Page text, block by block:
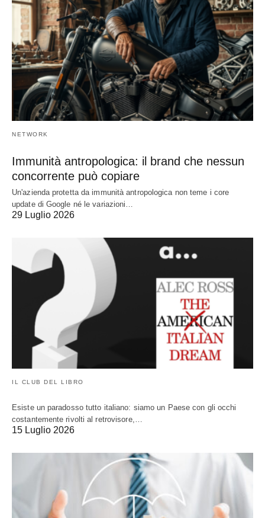
NETWORK
Immunità antropologica: il brand che nessun
concorrente può copiare
Un'azienda protetta da immunità antropologica non teme i core
update di Google né le variazioni…
29 Luglio 2026
IL CLUB DEL LIBRO
Esiste un paradosso tutto italiano: siamo un Paese con gli occhi
costantemente rivolti al retrovisore,…
15 Luglio 2026